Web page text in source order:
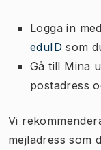
Logga in
eduID som
Gå till Mina
postadress
Vi
mejladress som